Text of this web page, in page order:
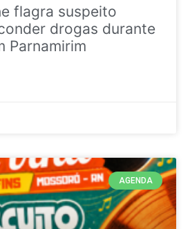
flagra suspeito
drogas durante
Parnamirim
AGENDA